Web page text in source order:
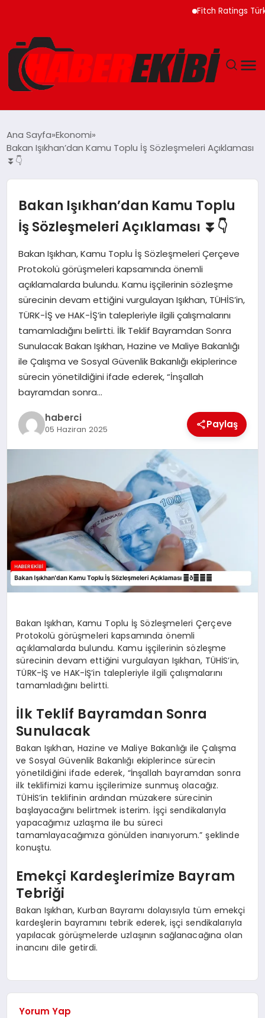
Fitch Ratings Türkiye
GÜNCEL
EKONOMI
MAGAZIN
SAĞLIK
SPOR
TEKNOLOJI
YAŞAM
Ana Sayfa Ekonomi
Bakan Işıkhan’dan Kamu Toplu İş Sözleşmeleri Açıklaması
⏬👇
Bakan Işıkhan’dan Kamu Toplu
İş Sözleşmeleri Açıklaması ⏬👇
Bakan Işıkhan, Kamu Toplu İş Sözleşmeleri Çerçeve
Protokolü görüşmeleri kapsamında önemli
açıklamalarda bulundu. Kamu işçilerinin sözleşme
sürecinin devam ettiğini vurgulayan Işıkhan, TÜHİS’in,
TÜRK-İŞ ve HAK-İŞ’in talepleriyle ilgili çalışmalarını
tamamladığını belirtti. İlk Teklif Bayramdan Sonra
Sunulacak Bakan Işıkhan, Hazine ve Maliye Bakanlığı
ile Çalışma ve Sosyal Güvenlik Bakanlığı ekiplerince
sürecin yönetildiğini ifade ederek, “İnşallah
bayramdan sonra…
haberci
05 Haziran 2025 Paylaş
Bakan Işıkhan, Kamu Toplu İş Sözleşmeleri Çerçeve
Protokolü görüşmeleri kapsamında önemli
açıklamalarda bulundu. Kamu işçilerinin sözleşme
sürecinin devam ettiğini vurgulayan Işıkhan, TÜHİS’in,
TÜRK-İŞ ve HAK-İŞ’in talepleriyle ilgili çalışmalarını
tamamladığını belirtti.
İlk Teklif Bayramdan Sonra
Sunulacak
Bakan Işıkhan, Hazine ve Maliye Bakanlığı ile Çalışma
ve Sosyal Güvenlik Bakanlığı ekiplerince sürecin
yönetildiğini ifade ederek, “İnşallah bayramdan sonra
ilk teklifimizi kamu işçilerimize sunmuş olacağız.
TÜHİS’in teklifinin ardından müzakere sürecinin
başlayacağını belirtmek isterim. İşçi sendikalarıyla
yapacağımız uzlaşma ile bu süreci
tamamlayacağımıza gönülden inanıyorum.” şeklinde
konuştu.
Emekçi Kardeşlerimize Bayram
Tebriği
Bakan Işıkhan, Kurban Bayramı dolayısıyla tüm emekçi
kardeşlerin bayramını tebrik ederek, işçi sendikalarıyla
yapılacak görüşmelerde uzlaşının sağlanacağına olan
inancını dile getirdi.
Yorum Yap